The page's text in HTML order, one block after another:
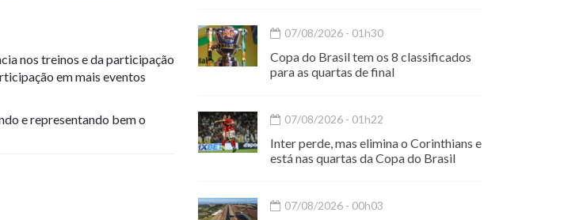
nos treinos e da participação
em mais eventos
e representando bem o
07/08/2026 - 01h30
Copa do Brasil tem os 8 classificados
para as quartas de final
07/08/2026 - 01h22
Inter perde, mas elimina o Corinthians e
está nas quartas da Copa do Brasil
07/08/2026 - 00h03